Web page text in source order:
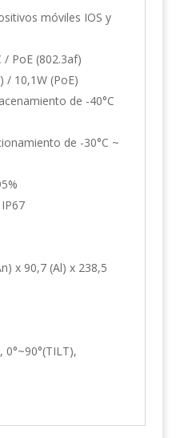
móviles IOS y
/ PoE (802.3af)
/ 10,1W (PoE)
de -40°C
de -30°C ~
x 90,7 (Al) x 238,5
0°~90°(TILT),